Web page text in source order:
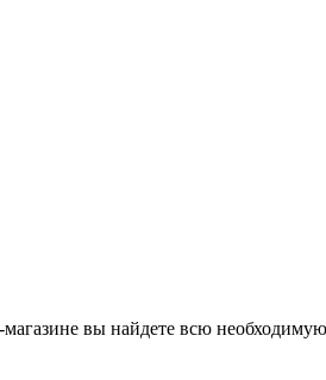
вы найдете всю